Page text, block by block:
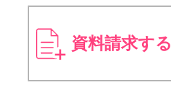
資料請求する